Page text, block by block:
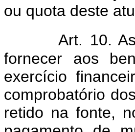
ou quota deste
Art. 10.
fornecer aos
exercício
comprobatório
retido na fonte,